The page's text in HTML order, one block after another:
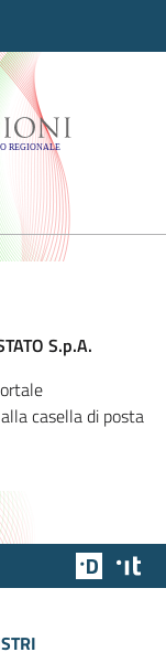
-
S.p.A.
casella di posta
Team